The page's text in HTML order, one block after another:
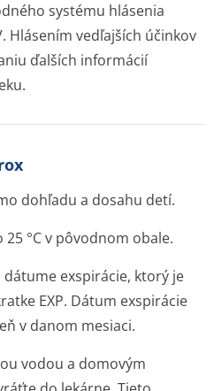
systému hlásenia
Hlásením vedľajších účinkov
ďalších informácií
dohľadu a dosahu detí.
°C v pôvodnom obale.
exspirácie, ktorý je
EXP. Dátum exspirácie
v danom mesiaci.
vodou a domovým